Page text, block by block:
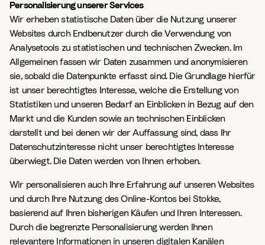
Personalisierung unserer Services
Wir erheben statistische Daten über die Nutzung unserer
Websites durch Endbenutzer durch die Verwendung von
Analysetools zu statistischen und technischen Zwecken. Im
Allgemeinen fassen wir Daten zusammen und anonymisieren
sie, sobald die Datenpunkte erfasst sind. Die Grundlage hierfür
ist unser berechtigtes Interesse, welche die Erstellung von
Statistiken und unseren Bedarf an Einblicken in Bezug auf den
Markt und die Kunden sowie an technischen Einblicken
darstellt und bei denen wir der Auffassung sind, dass Ihr
Datenschutzinteresse nicht unser berechtigtes Interesse
überwiegt. Die Daten werden von Ihnen erhoben.
Wir personalisieren auch Ihre Erfahrung auf unseren Websites
und durch Ihre Nutzung des Online-Kontos bei Stokke,
basierend auf Ihren bisherigen Käufen und Ihren Interessen.
Durch die begrenzte Personalisierung werden Ihnen
relevantere Informationen in unseren digitalen Kanälen